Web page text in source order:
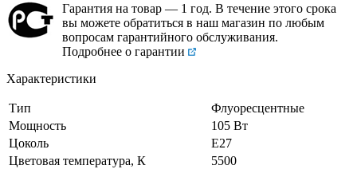
Гарантия на товар — 1 год. В течение этого срока
вы можете обратиться в наш магазин по любым
вопросам гарантийного обслуживания.
Подробнее о гарантии
Характеристики
Тип
Флуоресцентные
Мощность
105 Вт
Цоколь
Е27
Цветовая температура, К
5500